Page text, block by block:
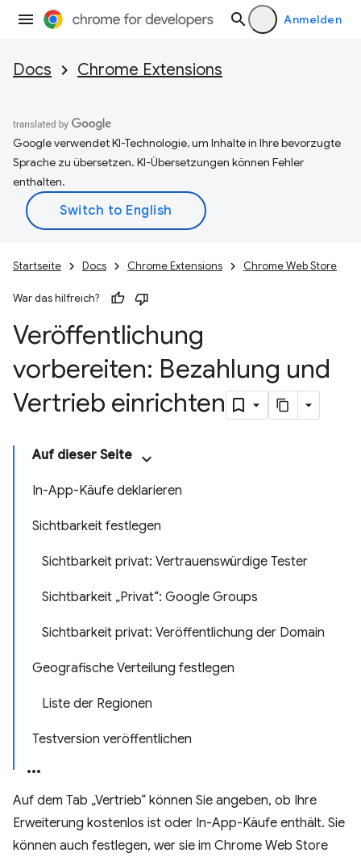
Anmelden
Docs Chrome Extensions
Google verwendet KI-Technologie, um Inhalte in Ihre bevorzugte
Sprache zu übersetzen. KI-Übersetzungen können Fehler
enthalten.
Startseite Docs Chrome Extensions Chrome Web Store
War das hilfreich?
Veröffentlichung
vorbereiten: Bezahlung und
Vertrieb einrichten
Auf dieser Seite
In-App-Käufe deklarieren
Sichtbarkeit festlegen
Sichtbarkeit privat: Vertrauenswürdige Tester
Sichtbarkeit „Privat“: Google Groups
Sichtbarkeit privat: Veröffentlichung der Domain
Geografische Verteilung festlegen
Liste der Regionen
Testversion veröffentlichen
Auf dem Tab „Vertrieb“ können Sie angeben, ob Ihre
Erweiterung kostenlos ist oder In-App-Käufe enthält. Sie
können auch festlegen, wer sie im Chrome Web Store